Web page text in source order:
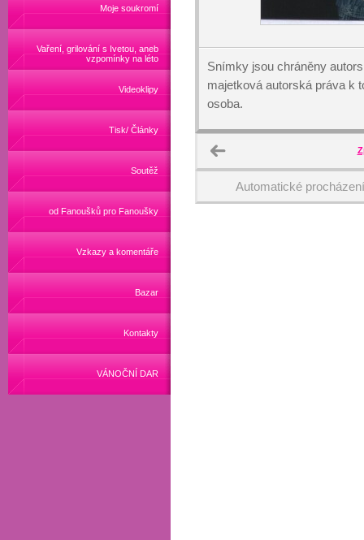
Moje soukromí
Vaření, grilování s Ivetou, aneb
vzpomínky na léto
Videoklipy
Tisk/ Články
Soutěž
od Fanoušků pro Fanoušky
Vzkazy a komentáře
Bazar
Kontakty
VÁNOČNÍ DAR
Snímky jsou chráněny
majetková autorská práva k
osoba.
Automatické